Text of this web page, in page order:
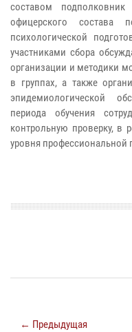
составом
офицерского состава
психологической
участниками сбора
организации и методики
в группах, а также
эпидемиологической
периода обучения
контрольную проверку, в
уровня профессиональной
← Предыдущая